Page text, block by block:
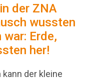
der ZNA
wussten
Erde,
her!
der kleine